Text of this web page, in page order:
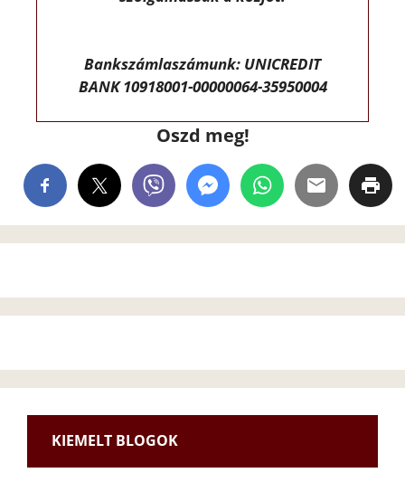
Bankszámlaszámunk: UNICREDIT
BANK 10918001-00000064-35950004
Oszd meg!
KIEMELT BLOGOK